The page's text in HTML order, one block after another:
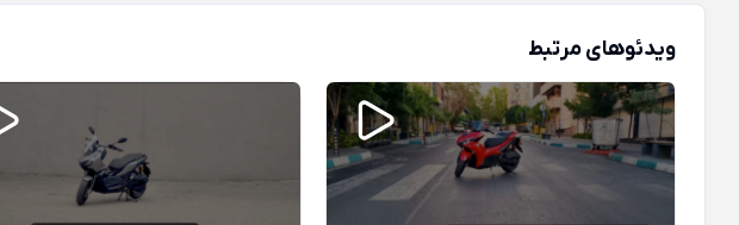
ویدئوهای مرتبط